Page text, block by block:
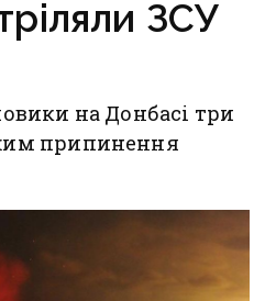
ЗСУ
на Донбасі три
припинення